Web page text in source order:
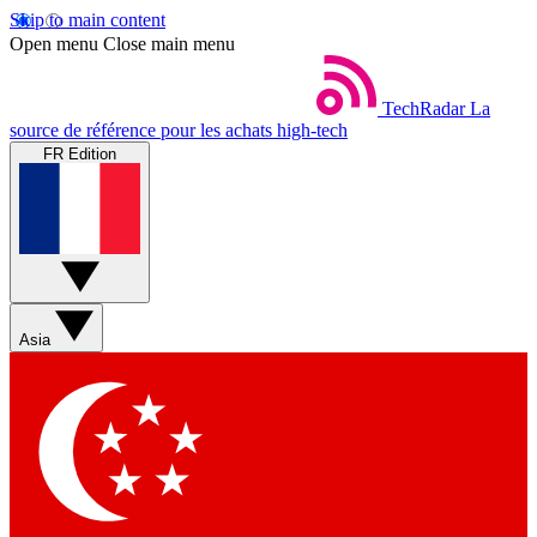
Skip to main content
Open menu Close main menu
TechRadar La
source de référence pour les achats high-tech
FR Edition
Asia